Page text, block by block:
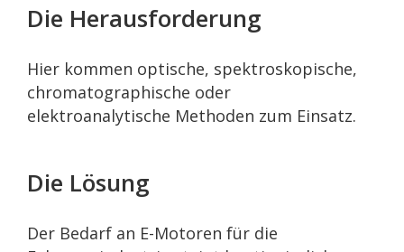
Die Herausforderung
Hier kommen optische, spektroskopische,
chromatographische oder
elektroanalytische Methoden zum Einsatz.
Die Lösung
Der Bedarf an E-Motoren für die